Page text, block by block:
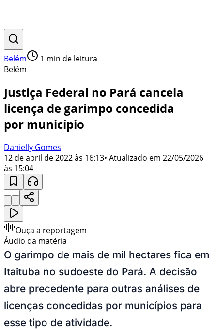
Belém 1 min de leitura
Belém
Justiça Federal no Pará cancela
licença de garimpo concedida
por município
Danielly Gomes
12 de abril de 2022 às 16:13• Atualizado em 22/05/2026
às 15:04
Ouça a reportagem
Áudio da matéria
O garimpo de mais de mil hectares fica em
Itaituba no sudoeste do Pará. A decisão
abre precedente para outras análises de
licenças concedidas por municípios para
esse tipo de atividade.